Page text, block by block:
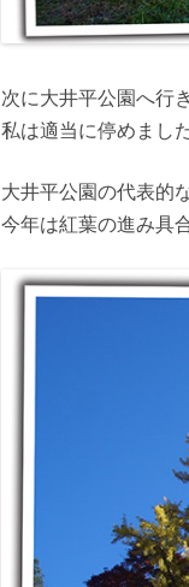
次に大井平公園へ行
私は適当に停めまし
大井平公園の代表的
今年は紅葉の進み具